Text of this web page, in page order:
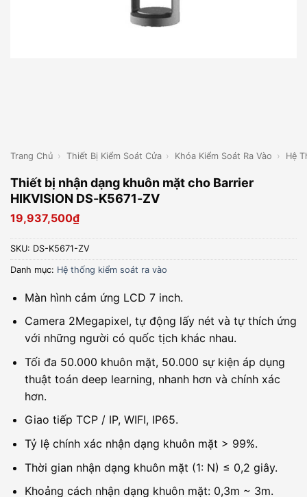
Trang Chủ › Thiết Bị Kiểm Soát Cửa › Khóa Kiểm Soát Ra Vào › Hệ
Thiết bị nhận dạng khuôn mặt cho Barrier
HIKVISION DS-K5671-ZV
19,937,500₫
SKU: DS-K5671-ZV
Danh mục: Hệ thống kiểm soát ra vào
Màn hình cảm ứng LCD 7 inch.
Camera 2Megapixel, tự động lấy nét và tự thích ứng
với những người có quốc tịch khác nhau.
Tối đa 50.000 khuôn mặt, 50.000 sự kiện áp dụng
thuật toán deep learning, nhanh hơn và chính xác
hơn.
Giao tiếp TCP / IP, WIFI, IP65.
Tỷ lệ chính xác nhận dạng khuôn mặt > 99%.
Thời gian nhận dạng khuôn mặt (1: N) ≤ 0,2 giây.
Khoảng cách nhận dạng khuôn mặt: 0,3m ~ 3m.